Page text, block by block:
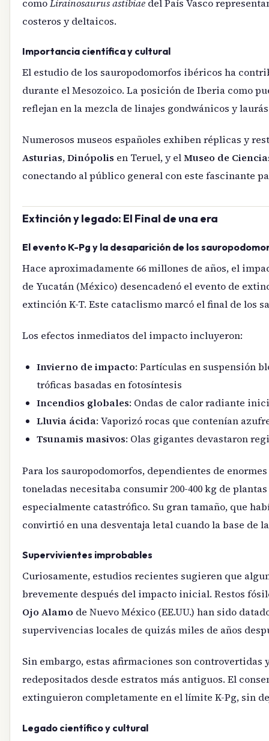
comoLirainosaurus astibiae del País Vasco
costeros y deltaicos.
Importancia científica y cultural
El estudio de los sauropodomorfos ibéricos ha
durante el Mesozoico. La posición de Iberia como
reflejan en la mezcla de linajes gondwánicos y
Numerosos museos españoles exhiben réplicas y
Asturias,Dinópolis en Teruel, y elMuseo de
conectando al público general con este fascinante
Extinción y legado: El Final de una era
El evento K-Pg y la desaparición de los
Hace aproximadamente 66 millones de años, el
de Yucatán (México) desencadenó el evento de
extinción K-T. Este cataclismo marcó el final de los
Los efectos inmediatos del impacto incluyeron:
Invierno de impacto: Partículas en suspensión
tróficas basadas en fotosíntesis
Incendios globales: Ondas de calor radiante
Lluvia ácida: Vaporizó rocas que contenían
Tsunamis masivos: Olas gigantes devastaron
Para los sauropodomorfos, dependientes de
toneladas necesitaba consumir 200-400 kg de
especialmente catastrófico. Su gran tamaño, que
convirtió en una desventaja letal cuando la base de
Supervivientes improbables
Curiosamente, estudios recientes sugieren que
brevemente después del impacto inicial. Restos
Ojo Alamo de Nuevo México (EE.UU.) han sido
supervivencias locales de quizás miles de años
Sin embargo, estas afirmaciones son
redepositados desde estratos más antiguos. El
extinguieron completamente en el límite K-Pg, sin
Legado científico y cultural